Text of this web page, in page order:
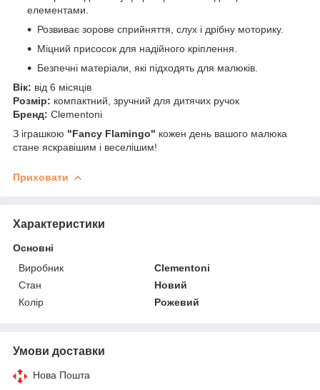
елементами.
Розвиває зорове сприйняття, слух і дрібну моторику.
Міцний присосок для надійного кріплення.
Безпечні матеріали, які підходять для малюків.
Вік: від 6 місяців
Розмір: компактний, зручний для дитячих ручок
Бренд: Clementoni
З іграшкою "Fancy Flamingo" кожен день вашого малюка
стане яскравішим і веселішим!
Приховати
Характеристики
Основні
Виробник
Clementonі
Стан
Новий
Колір
Рожевий
Умови доставки
Нова Пошта